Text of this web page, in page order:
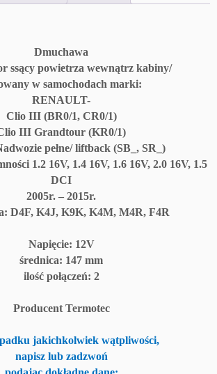
Dmuchawa
ssący powietrza wewnątrz kabiny/
w samochodach marki:
RENAULT-
Clio III (BR0/1, CR0/1)
III Grandtour (KR0/1)
pełne/ liftback (SB_, SR_)
1.2 16V, 1.4 16V, 1.6 16V, 2.0 16V, 1.5
DCI
2005r. – 2015r.
D4F, K4J, K9K, K4M, M4R, F4R
Napięcie: 12V
średnica: 147 mm
ilość połączeń: 2
Producent Termotec
jakichkolwiek wątpliwości,
napisz lub zadzwoń